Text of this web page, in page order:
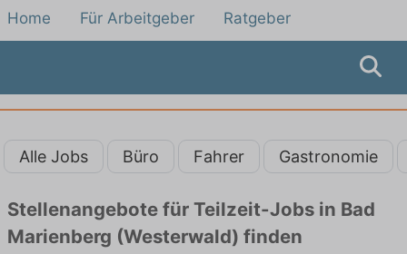
Home Für Arbeitgeber Ratgeber
Alle Jobs Büro Fahrer Gastronomie
Stellenangebote für Teilzeit-Jobs in Bad
Marienberg (Westerwald) finden